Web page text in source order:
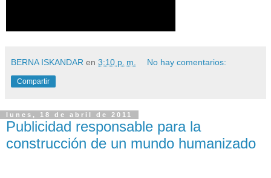
BERNA ISKANDAR en 3:10 p. m. No hay comentarios:
Compartir
lunes, 18 de abril de 2011
Publicidad responsable para la
construcción de un mundo humanizado